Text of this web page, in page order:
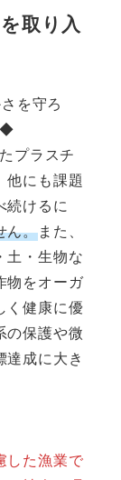
取り入
を守ろ
◆
プラスチ
他にも課題
続けるに
ん。また、
土・生物な
物をオーガ
く健康に優
の保護や微
達成に大き
した漁業で